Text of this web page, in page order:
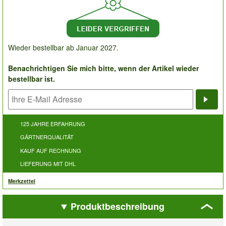
Wieder bestellbar ab Januar 2027.
Benachrichtigen Sie mich bitte, wenn der Artikel wieder
bestellbar ist.
125 JAHRE ERFAHRUNG
GÄRTNERQUALITÄT
KAUF AUF RECHNUNG
LIEFERUNG MIT DHL
Merkzettel
Produktbeschreibung